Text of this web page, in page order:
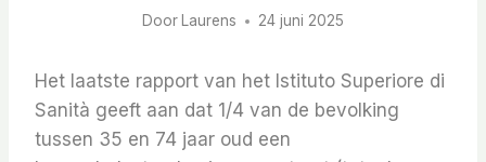
Door Laurens 24 juni 2025
Het laatste rapport van het Istituto Superiore di
Sanità geeft aan dat 1/4 van de bevolking
tussen 35 en 74 jaar oud een